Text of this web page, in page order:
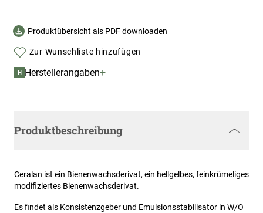
Produktübersicht als PDF downloaden
Zur Wunschliste hinzufügen
H Herstellerangaben+
Produktbeschreibung
Ceralan ist ein Bienenwachsderivat, ein hellgelbes, feinkrümeliges
modifiziertes Bienenwachsderivat.
Es findet als Konsistenzgeber und Emulsionsstabilisator in W/O